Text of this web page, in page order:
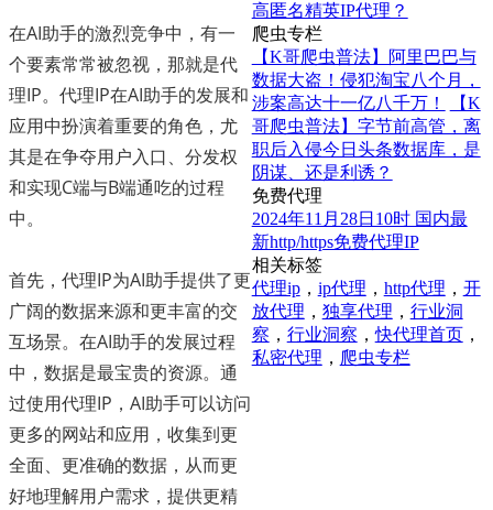
在AI助手的激烈竞争中，有一
个要素常常被忽视，那就是代
理IP。代理IP在AI助手的发展和
应用中扮演着重要的角色，尤
其是在争夺用户入口、分发权
和实现C端与B端通吃的过程
中。
首先，代理IP为AI助手提供了更
广阔的数据来源和更丰富的交
互场景。在AI助手的发展过程
中，数据是最宝贵的资源。通
过使用代理IP，AI助手可以访问
更多的网站和应用，收集到更
全面、更准确的数据，从而更
好地理解用户需求，提供更精
高匿名精英IP代理？
爬虫专栏
【K哥爬虫普法】阿里巴巴与
数据大盗！侵犯淘宝八个月，
涉案高达十一亿八千万！
【K
哥爬虫普法】字节前高管，离
职后入侵今日头条数据库，是
阴谋、还是利诱？
免费代理
2024年11月28日10时 国内最
新http/https免费代理IP
相关标签
代理ip， ip代理 ， http代理 ， 开
放代理 ， 独享代理 ， 行业洞
察 ， 行业洞察 ，快代理首页，
私密代理 ， 爬虫专栏